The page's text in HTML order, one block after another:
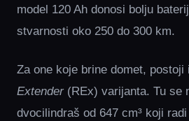
model 120 Ah donosi bolju
stvarnosti oko 250 do 300 km.
Za one koje brine domet, postoji i
Extender (REx) varijanta. Tu se
dvocilindraš od 647 cm³ koji